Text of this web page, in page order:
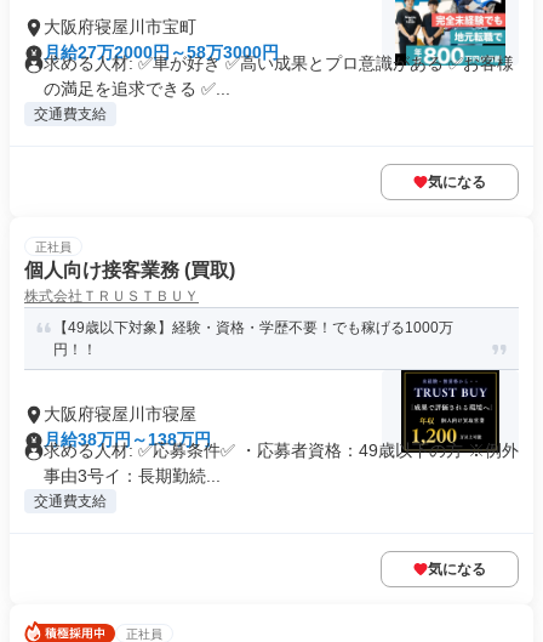
大阪府寝屋川市宝町
月給27万2000円～58万3000円
求める人材: ✅車が好き ✅高い成果とプロ意識がある ✅お客様
の満足を追求できる ✅...
交通費支給
気になる
正社員
個人向け接客業務 (買取)
株式会社ＴＲＵＳＴＢＵＹ
【49歳以下対象】経験・資格・学歴不要！でも稼げる1000万
円！！
大阪府寝屋川市寝屋
月給38万円～138万円
求める人材: ✅応募条件✅ ・応募者資格：49歳以下の方 ※例外
事由3号イ：長期勤続...
交通費支給
気になる
正社員